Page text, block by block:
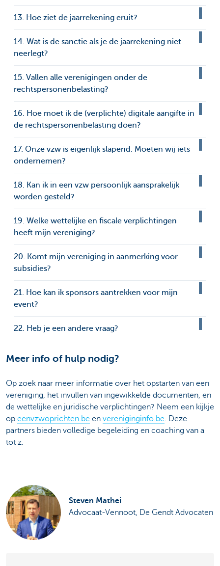
13. Hoe ziet de jaarrekening eruit?
14. Wat is de sanctie als je de jaarrekening niet
neerlegt?
15. Vallen alle verenigingen onder de
rechtspersonenbelasting?
16. Hoe moet ik de (verplichte) digitale aangifte in
de rechtspersonenbelasting doen?
17. Onze vzw is eigenlijk slapend. Moeten wij iets
ondernemen?
18. Kan ik in een vzw persoonlijk aansprakelijk
worden gesteld?
19. Welke wettelijke en fiscale verplichtingen
heeft mijn vereniging?
20. Komt mijn vereniging in aanmerking voor
subsidies?
21. Hoe kan ik sponsors aantrekken voor mijn
event?
22. Heb je een andere vraag?
Meer info of hulp nodig?
Op zoek naar meer informatie over het opstarten van een
vereniging, het invullen van ingewikkelde documenten, en
de wettelijke en juridische verplichtingen? Neem een kijkje
op eenvzwoprichten.be en vereniginginfo.be. Deze
partners bieden volledige begeleiding en coaching van a
tot z.
Steven Mathei
Advocaat-Vennoot, De Gendt Advocaten